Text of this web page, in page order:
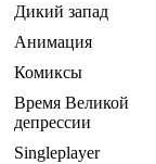
Дикий запад
Анимация
Комиксы
Время Великой
депрессии
Singleplayer